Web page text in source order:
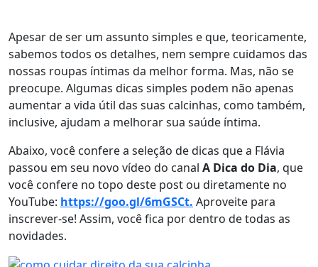
Apesar de ser um assunto simples e que, teoricamente,
sabemos todos os detalhes, nem sempre cuidamos das
nossas roupas íntimas da melhor forma. Mas, não se
preocupe. Algumas dicas simples podem não apenas
aumentar a vida útil das suas calcinhas, como também,
inclusive, ajudam a melhorar sua saúde íntima.
Abaixo, você confere a seleção de dicas que a Flávia
passou em seu novo vídeo do canal A Dica do Dia, que
você confere no topo deste post ou diretamente no
YouTube: https://goo.gl/6mGSCt. Aproveite para
inscrever-se! Assim, você fica por dentro de todas as
novidades.